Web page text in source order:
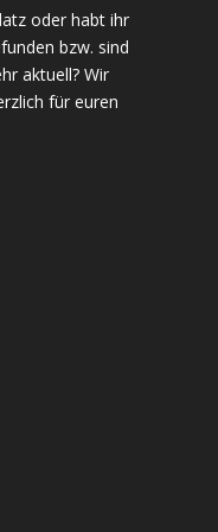
oder habt ihr
bzw. sind
aktuell? Wir
für euren